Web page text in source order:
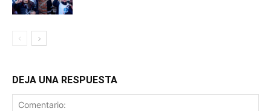
DEJA UNA RESPUESTA